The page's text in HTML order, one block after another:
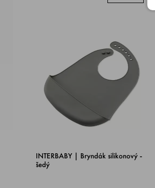
INTERBABY | Bryndák silikonový -
šedý